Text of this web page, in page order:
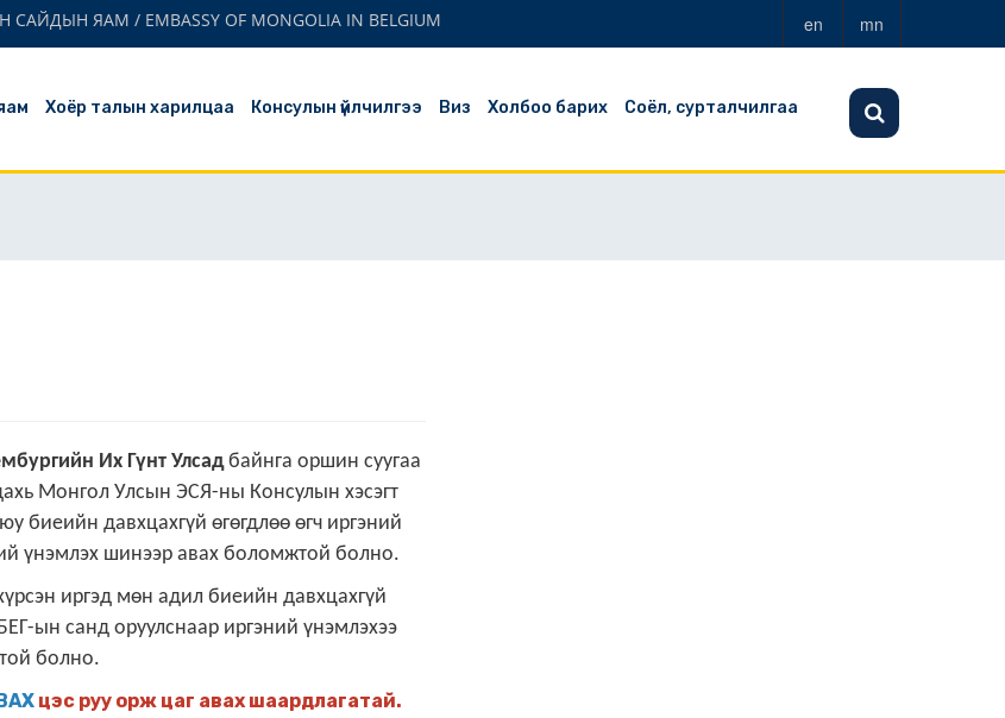
ЯАМ / EMBASSY OF MONGOLIA IN BELGIUM en mn
Хоёр талын харилцаа Консулын үйлчилгээ Виз Холбоо барих Соёл, сурталчилгаа
Их Гүнт Улсадбайнга оршин суугаа
Монгол Улсын ЭСЯ-ны Консулын хэсэгт
биеийн давхцахгүй өгөгдлөө өгч иргэний
үнэмлэх шинээр авах боломжтой болно.
иргэд мөн адил биеийн давхцахгүй
ын санд оруулснаариргэний үнэмлэхээ
болно.
цэс руу орж цаг авах шаардлагатай.